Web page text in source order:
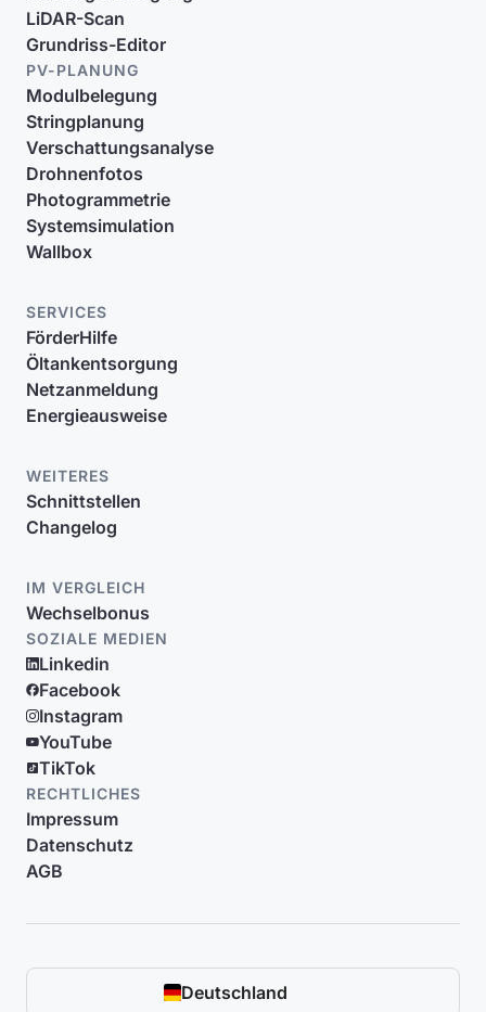
LiDAR-Scan
Grundriss-Editor
PV-PLANUNG
Modulbelegung
Stringplanung
Verschattungsanalyse
Drohnenfotos
Photogrammetrie
Systemsimulation
Wallbox
SERVICES
FörderHilfe
Öltankentsorgung
Netzanmeldung
Energieausweise
WEITERES
Schnittstellen
Changelog
IM VERGLEICH
Wechselbonus
SOZIALE MEDIEN
Linkedin
Facebook
Instagram
YouTube
TikTok
RECHTLICHES
Impressum
Datenschutz
AGB
Deutschland